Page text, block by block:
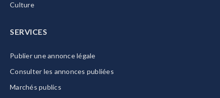
Culture
SERVICES
Publier une annonce légale
Consulter les annonces publiées
Marchés publics